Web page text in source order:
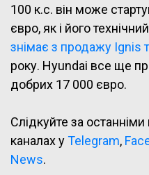
100 к.с. він може
євро, як і його
знімає з продажу Ignis
року. Hyundai все ще
добрих 17 000 євро.
Слідкуйте за
каналах уTelegram,
News.